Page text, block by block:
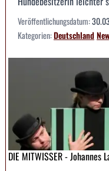
Veröffentlichungsdatum:
Kategorien:Deutschland
DIE MITWISSER - Johannes